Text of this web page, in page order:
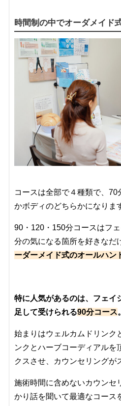
時間制の中でオーダメイド
コースは全部で４種類で、
かボディのどちらかになりま
90・120・150分コースはフ
分の気になる箇所を好きなだ
ーダーメイド式のオールハン
特に人気があるのは、フェイ
足して受けられる90分コース。
始まりはウェルカムドリンク
ンクとハーブコーディアルを
クスさせ、カウンセリングが
施術時間に含めないカウンセ
かり話を聞いて最適なコース